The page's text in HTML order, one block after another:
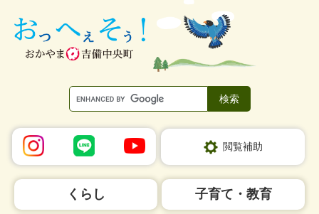
閲覧補助
くらし 子育て・教育